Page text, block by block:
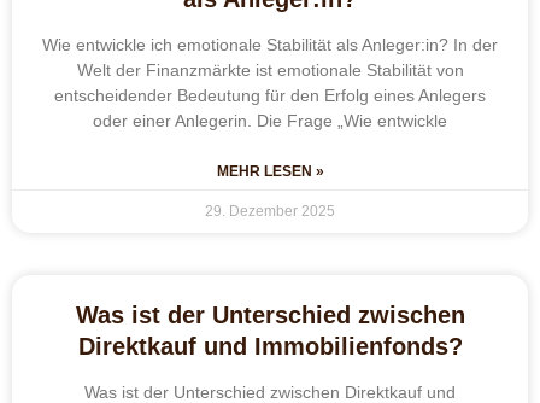
Wie entwickle ich emotionale Stabilität als Anleger:in? In der
Welt der Finanzmärkte ist emotionale Stabilität von
entscheidender Bedeutung für den Erfolg eines Anlegers
oder einer Anlegerin. Die Frage „Wie entwickle
MEHR LESEN »
29. Dezember 2025
Was ist der Unterschied zwischen
Direktkauf und Immobilienfonds?
Was ist der Unterschied zwischen Direktkauf und